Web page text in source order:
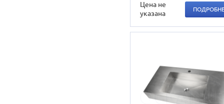
Цена не
указана